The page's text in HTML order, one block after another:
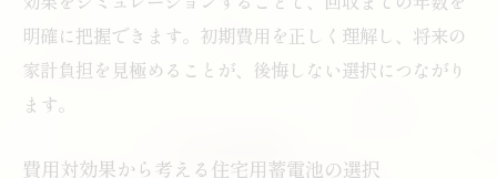
明確に把握できます。初期費用を正しく理解し、将来の
家計負担を見極めることが、後悔しない選択につながり
ます。
費用対効果から考える住宅用蓄電池の選択